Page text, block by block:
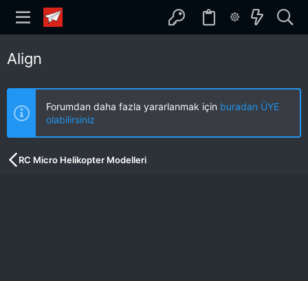
Align
Forumdan daha fazla yararlanmak için buradan ÜYE
olabilirsiniz
RC Micro Helikopter Modelleri